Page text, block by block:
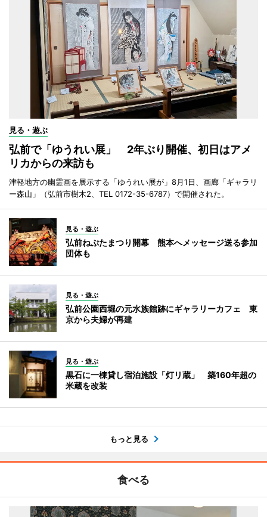
見る・遊ぶ
弘前で「ゆうれい展」 2年ぶり開催、初日はアメ
リカからの来訪も
津軽地方の幽霊画を展示する「ゆうれい展が」8月1日、画廊「ギャラリ
ー森山」（弘前市樹木2、TEL 0172-35-6787）で開催された。
見る・遊ぶ
弘前ねぷたまつり開幕 熊本へメッセージ送る参加
団体も
見る・遊ぶ
弘前公園西堀の元水族館跡にギャラリーカフェ 東
京から夫婦が再建
見る・遊ぶ
黒石に一棟貸し宿泊施設「灯リ蔵」 築160年超の
米蔵を改装
もっと見る
食べる